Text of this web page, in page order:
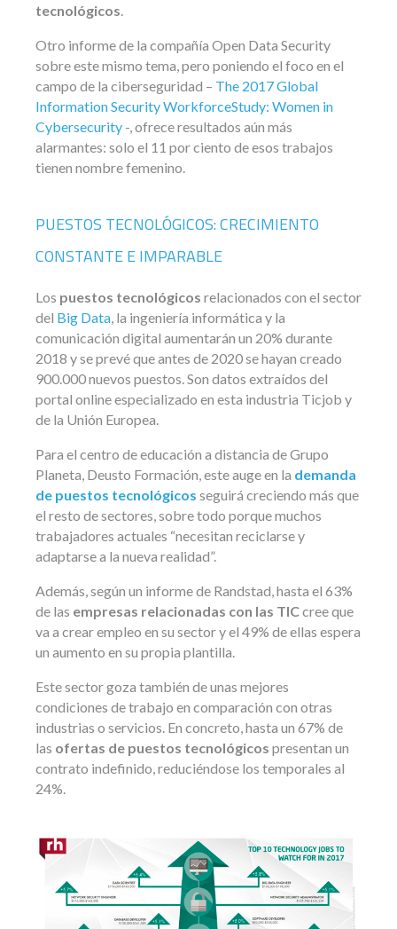
tecnológicos.
Otro informe de la compañía Open Data Security
sobre este mismo tema, pero poniendo el foco en el
campo de la ciberseguridad – The 2017 Global
Information Security WorkforceStudy: Women in
Cybersecurity -, ofrece resultados aún más
alarmantes: solo el 11 por ciento de esos trabajos
tienen nombre femenino.
PUESTOS TECNOLÓGICOS: CRECIMIENTO
CONSTANTE E IMPARABLE
Los puestos tecnológicos relacionados con el sector
del Big Data, la ingeniería informática y la
comunicación digital aumentarán un 20% durante
2018 y se prevé que antes de 2020 se hayan creado
900.000 nuevos puestos. Son datos extraídos del
portal online especializado en esta industria Ticjob y
de la Unión Europea.
Para el centro de educación a distancia de Grupo
Planeta, Deusto Formación, este auge en la demanda
de puestos tecnológicos seguirá creciendo más que
el resto de sectores, sobre todo porque muchos
trabajadores actuales “necesitan reciclarse y
adaptarse a la nueva realidad”.
Además, según un informe de Randstad, hasta el 63%
de las empresas relacionadas con las TICcree que
va a crear empleo en su sector y el 49% de ellas espera
un aumento en su propia plantilla.
Este sector goza también de unas mejores
condiciones de trabajo en comparación con otras
industrias o servicios. En concreto, hasta un 67% de
las ofertas de puestos tecnológicos presentan un
contrato indefinido, reduciéndose los temporales al
24%.